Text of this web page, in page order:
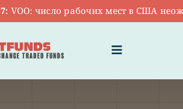
VOO: число рабочих мест в США
Toggle
Navigation